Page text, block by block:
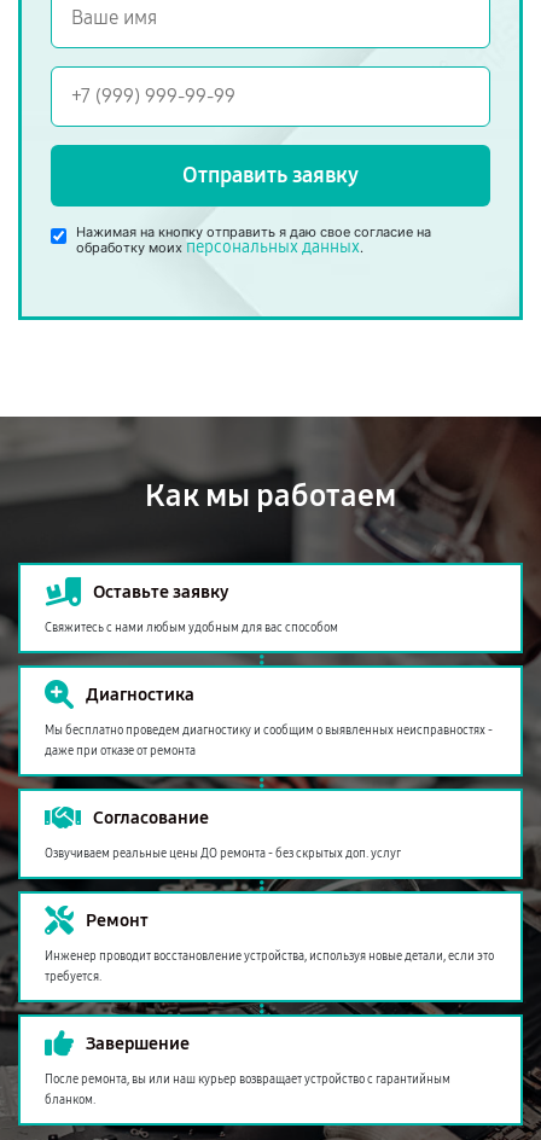
Отправить заявку
Нажимая на кнопку отправить я даю свое согласие на
обработку моих персональных данных.
Как мы работаем
Оставьте заявку
Свяжитесь с нами любым удобным для вас способом
Диагностика
Мы бесплатно проведем диагностику и сообщим о выявленных неисправностях -
даже при отказе от ремонта
Согласование
Озвучиваем реальные цены ДО ремонта - без скрытых доп. услуг
Ремонт
Инженер проводит восстановление устройства, используя новые детали, если это
требуется.
Завершение
После ремонта, вы или наш курьер возвращает устройство с гарантийным
бланком.